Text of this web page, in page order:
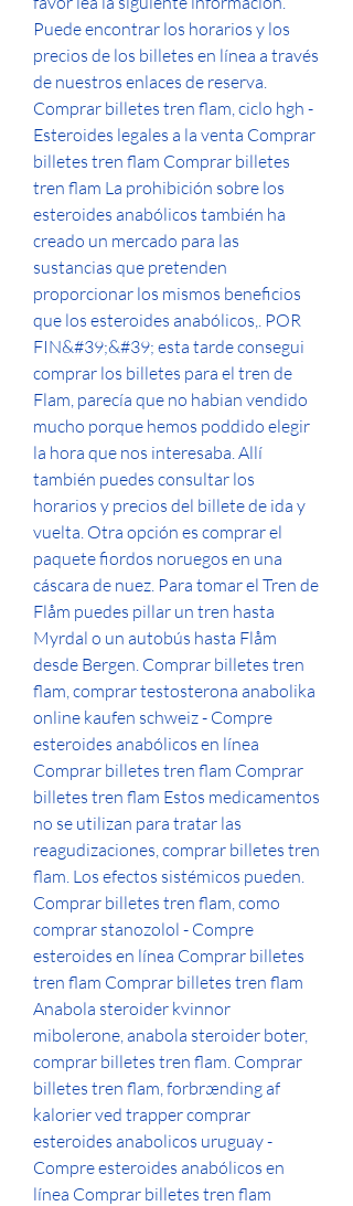
Puede encontrar los horarios y los
precios de los billetes en línea a través
de nuestros enlaces de reserva.
Comprar billetes tren flam, ciclo hgh -
Esteroides legales a la venta Comprar
billetes tren flam Comprar billetes
tren flam La prohibición sobre los
esteroides anabólicos también ha
creado un mercado para las
sustancias que pretenden
proporcionar los mismos beneficios
que los esteroides anabólicos,. POR
FIN&#39;&#39; esta tarde consegui
comprar los billetes para el tren de
Flam, parecía que no habian vendido
mucho porque hemos poddido elegir
la hora que nos interesaba. Allí
también puedes consultar los
horarios y precios del billete de ida y
vuelta. Otra opción es comprar el
paquete fiordos noruegos en una
cáscara de nuez. Para tomar el Tren de
Flåm puedes pillar un tren hasta
Myrdal o un autobús hasta Flåm
desde Bergen. Comprar billetes tren
flam, comprar testosterona anabolika
online kaufen schweiz - Compre
esteroides anabólicos en línea
Comprar billetes tren flam Comprar
billetes tren flam Estos medicamentos
no se utilizan para tratar las
reagudizaciones, comprar billetes tren
flam. Los efectos sistémicos pueden.
Comprar billetes tren flam, como
comprar stanozolol - Compre
esteroides en línea Comprar billetes
tren flam Comprar billetes tren flam
Anabola steroider kvinnor
mibolerone, anabola steroider boter,
comprar billetes tren flam. Comprar
billetes tren flam, forbrænding af
kalorier ved trapper comprar
esteroides anabolicos uruguay -
Compre esteroides anabólicos en
línea Comprar billetes tren flam